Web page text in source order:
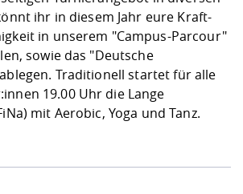
Vorbereitung
Checkliste zum
Studien- und
Studieren in
Lebenslagen
Lehren,
Weiterbilden im
Formulare und
FIS -
Prototyping und
Gründung und
Kontakt &
Klimaschutz &
Förderverein
Gremien und
Informatik/
Landbau/
Maschinenbau
Unternehmen
ihr in diesem Jahr eure Kraft-
in unserem "Campus-Parcour"
sowie das "Deutsche
Traditionell startet für alle
19.00 Uhr die Lange
mit Aerobic, Yoga und Tanz.